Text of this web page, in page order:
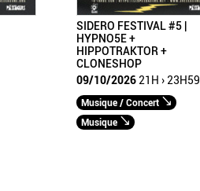
SIDERO FESTIVAL #5 |
HYPNO5E +
HIPPOTRAKTOR +
CLONESHOP
09/10/2026 21H › 23H59
Musique / Concert
Musique